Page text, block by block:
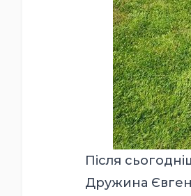
Після
Дружина